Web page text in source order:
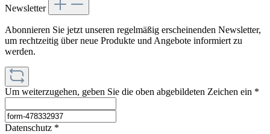
Newsletter
Abonnieren Sie jetzt unseren regelmäßig erscheinenden Newsletter,
um rechtzeitig über neue Produkte und Angebote informiert zu
werden.
Um weiterzugehen, geben Sie die oben abgebildeten Zeichen ein *
Datenschutz *